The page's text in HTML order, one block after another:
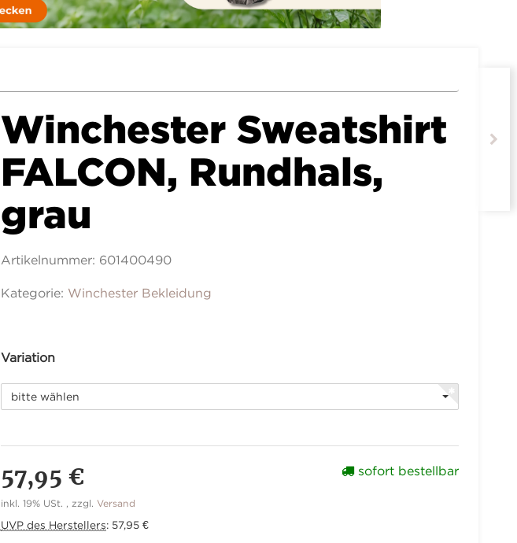
Winchester Sweatshirt
FALCON, Rundhals,
grau
Artikelnummer: 601400490
Kategorie: Winchester Bekleidung
Variation
bitte wählen
57,95 €
inkl. 19% USt. , zzgl. Versand
UVP des Herstellers: 57,95 €
sofort bestellbar